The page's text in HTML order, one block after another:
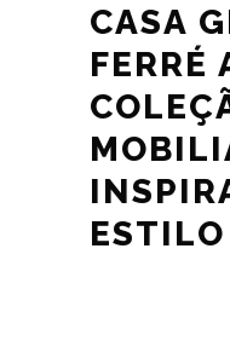
CASA
FERRÉ